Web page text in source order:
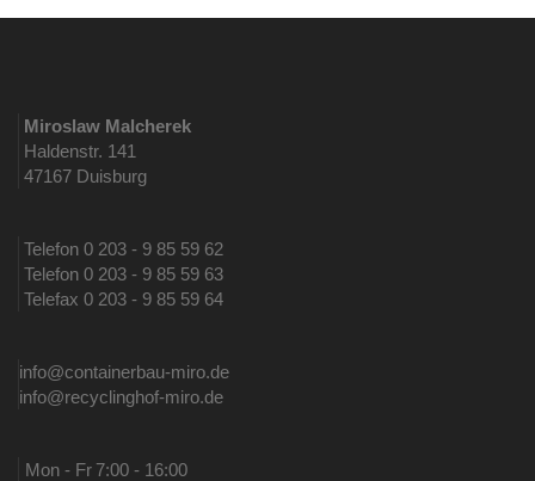
Miroslaw Malcherek
Haldenstr. 141
47167 Duisburg
Telefon 0 203 - 9 85 59 62
Telefon 0 203 - 9 85 59 63
Telefax 0 203 - 9 85 59 64
info@containerbau-miro.de
info@recyclinghof-miro.de
Mon - Fr 7:00 - 16:00